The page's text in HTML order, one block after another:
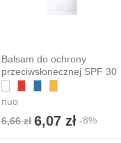
Balsam do ochrony
przeciwsłonecznej SPF 30
nuo
6,66 zł 6,07 zł-8%